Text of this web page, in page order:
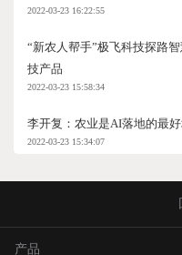
2022-03-23 16:22:55
“新农人帮手”极飞科技探路
技产品
2022-03-23 15:58:34
李开复：农业是AI落地的最
2022-03-23 15:34:07
产品